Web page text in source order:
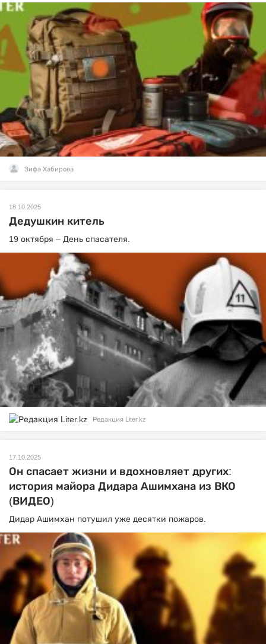
Зифа Хабирова
18.10.2025
Дедушкин китель
19 октября – День спасателя.
Редакция Liter.kz
17.10.2025
Он спасает жизни и вдохновляет других:
история майора Дидара Ашимхана из ВКО
(ВИДЕО)
Дидар Ашимхан потушил уже десятки пожаров.